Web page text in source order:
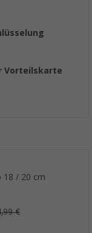
Vorteilskarte
18 / 20 cm
€